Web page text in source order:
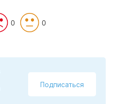
0 0
Подписаться